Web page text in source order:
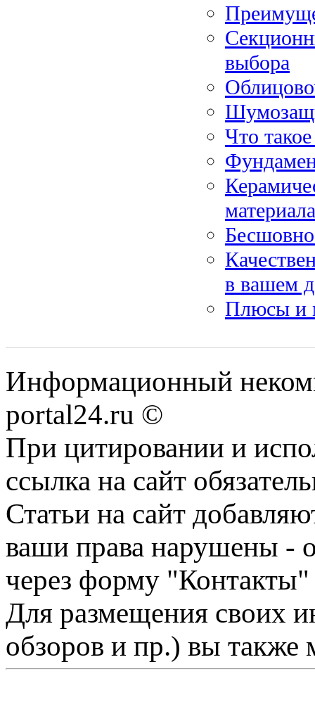
выбора
Что
материала
в вашем
Плюсы и
Информационный
portal24.ru ©
При цитировании и
ссылка на сайт
Статьи на сайт
ваши права нарушены -
через форму "Контакты"
Для размещения своих
обзоров и пр.) вы также